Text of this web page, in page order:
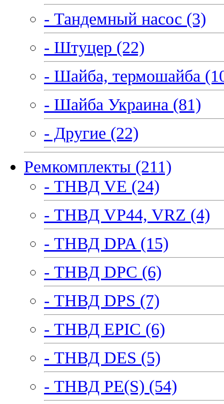
- Тандемный насос (3)
- Штуцер (22)
- Шайба, термошайба
- Шайба Украина (81)
- Другие (22)
Ремкомплекты (211)
- ТНВД VE (24)
- ТНВД VP44, VRZ (4)
- ТНВД DPA (15)
- ТНВД DPC (6)
- ТНВД DPS (7)
- ТНВД EPIC (6)
- ТНВД DES (5)
- ТНВД PE(S) (54)